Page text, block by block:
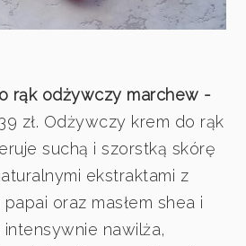
rąk odżywczy marchew -
zł. Odżywczy krem do rąk
suchą i szorstką skórę
ekstraktami z
oraz masłem shea i
nawilża,